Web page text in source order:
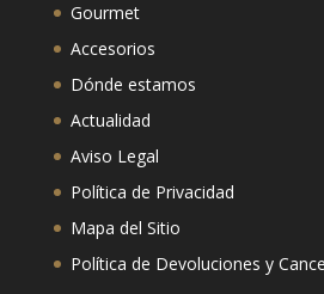
Gourmet
Accesorios
Dónde estamos
Actualidad
Aviso Legal
Política de Privacidad
Mapa del Sitio
Política de Devoluciones y